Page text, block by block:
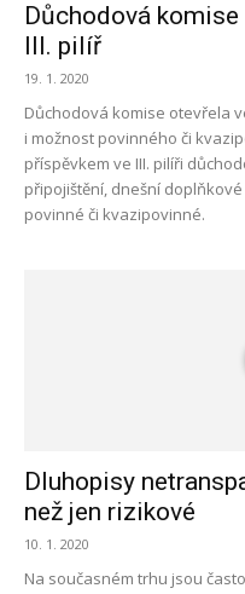
Důchodová
III. pilíř
19. 1. 2020
Důchodová komise otevřela
i možnost povinného či
příspěvkem ve III. pilíři
připojištění, dnešní
povinné či kvazipovinné.
Dluhopisy
než jen rizikové
10. 1. 2020
Na současném trhu jsou